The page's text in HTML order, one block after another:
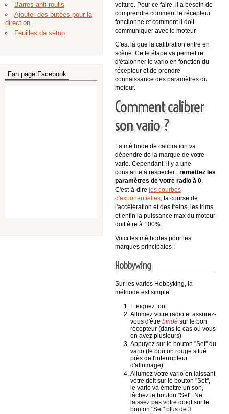
Barres anti-roulis
Ajouter des butées pour la
direction
Feuilles de setup
Fan page Facebook
voiture. Pour ce faire, il a besoin de
comprendre comment le récepteur
fonctionne et comment il doit
communiquer avec le moteur.
C'est là que la calibration entre en
scène. Cette étape va permettre
d'étalonner le vario en fonction du
récepteur et de prendre
connaissance des paramètres du
moteur.
Comment calibrer
son vario ?
La méthode de calibration va
dépendre de la marque de votre
vario. Cependant, il y a une
constante à respecter : remettez les
paramètres de votre radio à 0.
C'est-à-dire les courbes
d'exponentielles, la course de
l'accélération et des freins, les trims
et enfin la puissance max du moteur
doit être à 100%.
Voici les méthodes pour les
marques principales :
Hobbywing
Sur les varios Hobbyking, la
méthode est simple :
Eteignez tout
Allumez votre radio et assurez-
vous d'être bindé sur le bon
récepteur (dans le cas où vous
en avez plusieurs)
Appuyez sur le bouton "Set" du
vario (le bouton rouge situé
près de l'interrupteur
d'allumage)
Allumez votre vario en laissant
votre doit sur le bouton "Set",
le vario va émettre un son,
lâchez le bouton "Set". Ne
laissez pas votre doigt sur le
bouton "Set" plus de 3